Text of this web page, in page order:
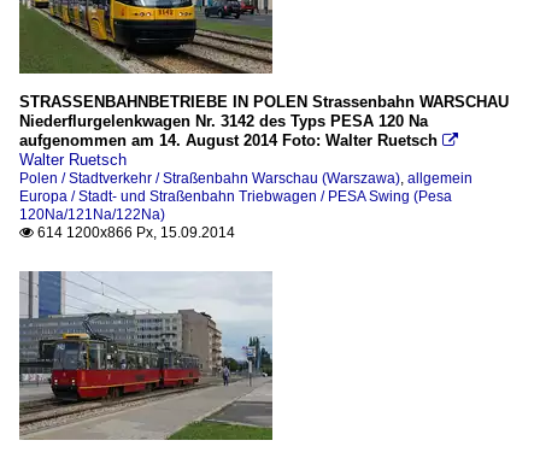
STRASSENBAHNBETRIEBE IN POLEN Strassenbahn WARSCHAU
Niederflurgelenkwagen Nr. 3142 des Typs PESA 120 Na
aufgenommen am 14. August 2014 Foto: Walter Ruetsch 
Walter Ruetsch
Polen / Stadtverkehr / Straßenbahn Warschau (Warszawa), allgemein
Europa / Stadt- und Straßenbahn Triebwagen / PESA Swing (Pesa
120Na/121Na/122Na)
 614 1200x866 Px, 15.09.2014